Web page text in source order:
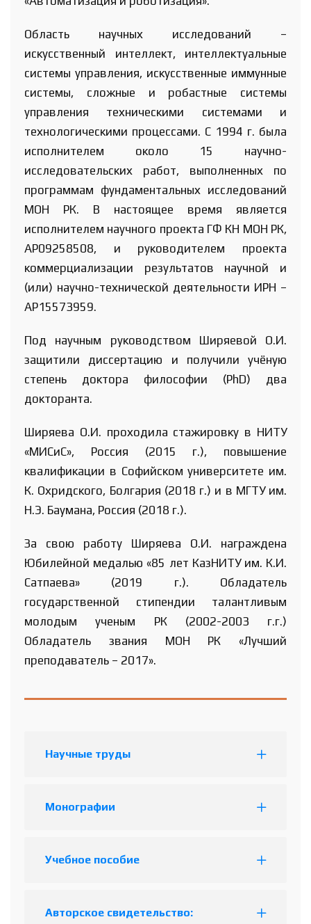
Область научных исследований –
искусственный интеллект, интеллектуальные
системы управления, искусственные иммунные
системы, сложные и робастные системы
управления техническими системами и
технологическими процессами. С 1994 г. была
исполнителем около 15 научно-
исследовательских работ, выполненных по
программам фундаментальных исследований
МОН РК. В настоящее время является
исполнителем научного проекта ГФ КН МОН РК,
AP09258508, и руководителем проекта
коммерциализации результатов научной и
(или) научно-технической деятельности ИРН –
AP15573959.
Под научным руководством Ширяевой О.И.
защитили диссертацию и получили учёную
степень доктора философии (PhD) два
докторанта.
Ширяева О.И. проходила стажировку в НИТУ
«МИСиС», Россия (2015 г.), повышение
квалификации в Софийском университете им.
К. Охридского, Болгария (2018 г.) и в МГТУ им.
Н.Э. Баумана, Россия (2018 г.).
За свою работу Ширяева О.И. награждена
Юбилейной медалью «85 лет КазНИТУ им. К.И.
Сатпаева» (2019 г.). Обладатель
государственной стипендии талантливым
молодым ученым РК (2002-2003 г.г.)
Обладатель звания МОН РК «Лучший
преподаватель – 2017».
Научные труды
Монографии
Учебное пособие
Авторское свидетельство: